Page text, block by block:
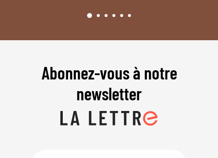
Abonnez-vous à notre
newsletter